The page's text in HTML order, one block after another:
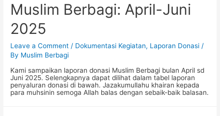
Muslim Berbagi: April-Juni
2025
Leave a Comment / Dokumentasi Kegiatan, Laporan Donasi /
By Muslim Berbagi
Kami sampaikan laporan donasi Muslim Berbagi bulan April sd
Juni 2025. Selengkapnya dapat dilihat dalam tabel laporan
penyaluran donasi di bawah. Jazakumullahu khairan kepada
para muhsinin semoga Allah balas dengan sebaik-baik balasan.